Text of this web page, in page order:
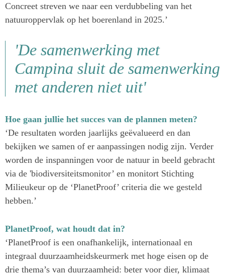
Concreet streven we naar een verdubbeling van het
natuuroppervlak op het boerenland in 2025.’
'De samenwerking met
Campina sluit de samenwerking
met anderen niet uit'
Hoe gaan jullie het succes van de plannen meten?
‘De resultaten worden jaarlijks geëvalueerd en dan
bekijken we samen of er aanpassingen nodig zijn. Verder
worden de inspanningen voor de natuur in beeld gebracht
via de 'biodiversiteitsmonitor’ en monitort Stichting
Milieukeur op de ‘PlanetProof’ criteria die we gesteld
hebben.’
PlanetProof, wat houdt dat in?
‘PlanetProof is een onafhankelijk, internationaal en
integraal duurzaamheidskeurmerk met hoge eisen op de
drie thema’s van duurzaamheid: beter voor dier, klimaat